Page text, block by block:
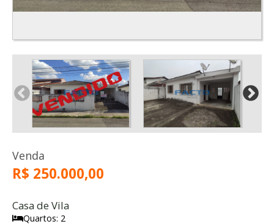
Venda
R$ 250.000,00
Casa de Vila
Quartos: 2